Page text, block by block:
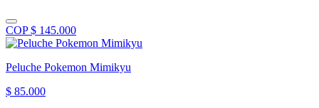
COP $ 145.000
Peluche Pokemon Mimikyu
$ 85.000